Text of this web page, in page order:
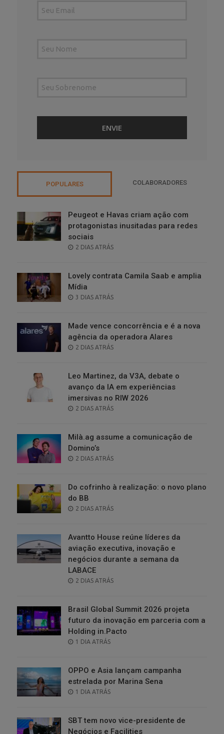
POPULARES COLABORADORES
Peugeot e Havas criam ação com
protagonistas inusitadas para redes
sociais
POSTED
2 DIAS ATRÁS
Lovely contrata Camila Saab e amplia
Mídia
POSTED
3 DIAS ATRÁS
Made vence concorrência e é a nova
agência da operadora Alares
POSTED
2 DIAS ATRÁS
Leo Martinez, da V3A, debate o
avanço da IA em experiências
imersivas no RIW 2026
POSTED
2 DIAS ATRÁS
Milà.ag assume a comunicação de
Domino’s
POSTED
2 DIAS ATRÁS
Do cofrinho à realização: o novo plano
do BB
POSTED
2 DIAS ATRÁS
Avantto House reúne líderes da
aviação executiva, inovação e
negócios durante a semana da
LABACE
POSTED
2 DIAS ATRÁS
Brasil Global Summit 2026 projeta
futuro da inovação em parceria com a
Holding in.Pacto
POSTED
1 DIA ATRÁS
OPPO e Asia lançam campanha
estrelada por Marina Sena
POSTED
1 DIA ATRÁS
SBT tem novo vice-presidente de
Negócios e Facilities